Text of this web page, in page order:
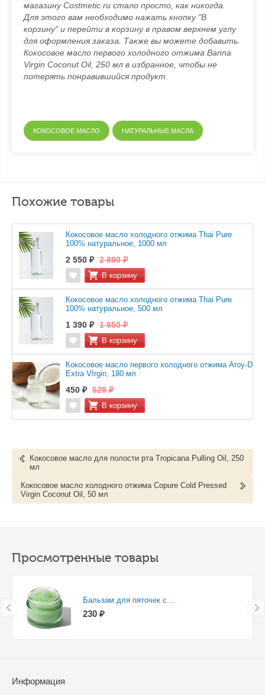
магазину Costmetic.ru стало просто, как никогда.
Для этого вам необходимо нажать кнопку "В
корзину" и перейти в корзину в правом верхнем углу
для оформления заказа. Также вы можете добавить
Кокосовое масло первого холодного отжима Banna
Virgin Coconut Oil, 250 мл в избранное, чтобы не
потерять понравившийся продукт.
КОКОСОВОЕ МАСЛО НАТУРАЛЬНЫЕ МАСЛА
Похожие товары
Кокосовое масло холодного отжима Thai Pure
100% натуральное, 1000 мл
2 550 ₽ 2 890 ₽
Кокосовое масло холодного отжима Thai Pure
100% натуральное, 500 мл
1 390 ₽ 1 850 ₽
Кокосовое масло первого холодного отжима Aroy-D
Extra VIrgin, 180 мл
450 ₽ 529 ₽
Кокосовое масло для полости рта Tropicana Pulling Oil, 250
мл
Кокосовое масло холодного отжима Copure Cold Pressed
Virgin Coconut Oil, 50 мл
Просмотренные товары
Бальзам для пяточек с...
230 ₽
Информация